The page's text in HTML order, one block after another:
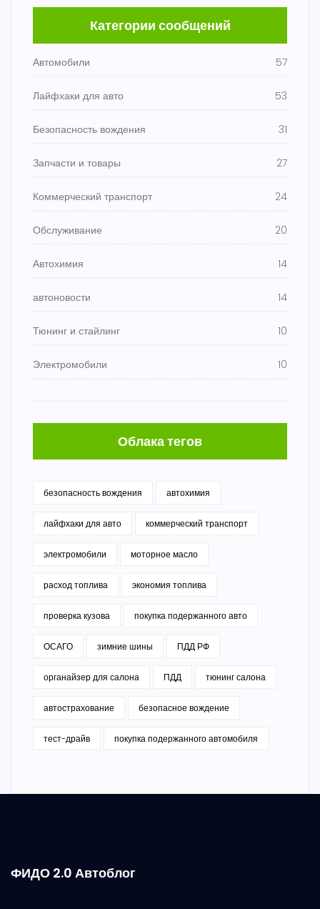
Категории сообщений
Автомобили 57
Лайфхаки для авто 53
Безопасность вождения 31
Запчасти и товары 27
Коммерческий транспорт 24
Обслуживание 20
Автохимия 14
автоновости 14
Тюнинг и стайлинг 10
Электромобили 10
Облака тегов
безопасность вождения автохимия
лайфхаки для авто коммерческий транспорт
электромобили моторное масло
расход топлива экономия топлива
проверка кузова покупка подержанного авто
ОСАГО зимние шины ПДД РФ
органайзер для салона ПДД тюнинг салона
автострахование безопасное вождение
тест-драйв покупка подержанного автомобиля
ФИДО 2.0 Автоблог